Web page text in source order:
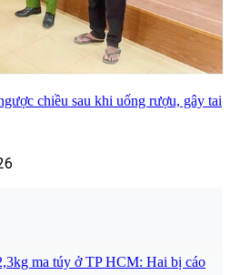
chiều sau khi uống rượu, gây tai
ma túy ở TP HCM: Hai bị cáo